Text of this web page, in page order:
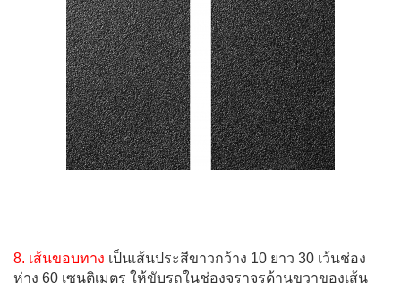
8. เส้นขอบทาง เป็นเส้นประสีขาวกว้าง 10 ยาว 30 เว้นช่อง
ห่าง 60 เซนติเมตร ให้ขับรถในช่องจราจรด้านขวาของเส้น